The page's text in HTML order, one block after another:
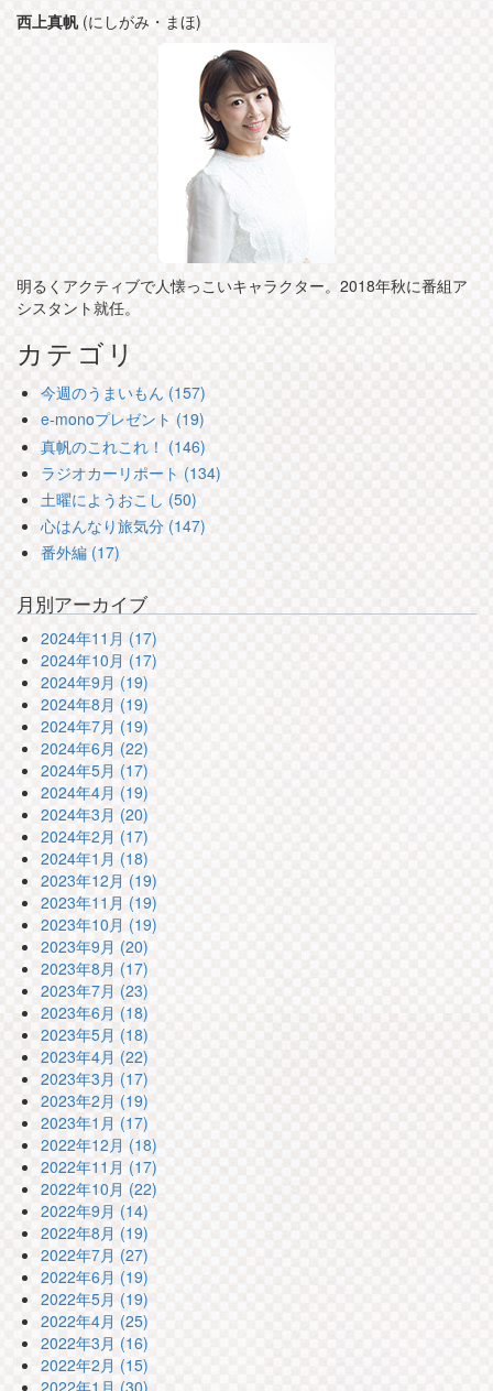
西上真帆(にしがみ・まほ)
明るくアクティブで人懐っこいキャラクター。2018年秋に番組ア
シスタント就任。
カテゴリ
今週のうまいもん (157)
e-monoプレゼント (19)
真帆のこれこれ！ (146)
ラジオカーリポート (134)
土曜にようおこし (50)
心はんなり旅気分 (147)
番外編 (17)
月別アーカイブ
2024年11月 (17)
2024年10月 (17)
2024年9月 (19)
2024年8月 (19)
2024年7月 (19)
2024年6月 (22)
2024年5月 (17)
2024年4月 (19)
2024年3月 (20)
2024年2月 (17)
2024年1月 (18)
2023年12月 (19)
2023年11月 (19)
2023年10月 (19)
2023年9月 (20)
2023年8月 (17)
2023年7月 (23)
2023年6月 (18)
2023年5月 (18)
2023年4月 (22)
2023年3月 (17)
2023年2月 (19)
2023年1月 (17)
2022年12月 (18)
2022年11月 (17)
2022年10月 (22)
2022年9月 (14)
2022年8月 (19)
2022年7月 (27)
2022年6月 (19)
2022年5月 (19)
2022年4月 (25)
2022年3月 (16)
2022年2月 (15)